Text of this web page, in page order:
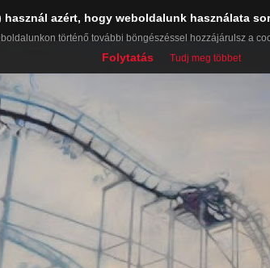
azért, hogy weboldalunk használata
történő további böngészéssel hozzájárulsz a
Folytatás Tudj meg többet